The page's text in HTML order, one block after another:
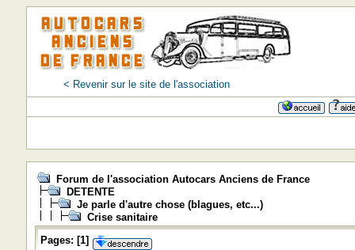
< Revenir sur le site de l'association
Forum de l'association Autocars Anciens de France
DETENTE
Je parle d'autre chose (blagues, etc...)
Crise sanitaire
Pages: [1]